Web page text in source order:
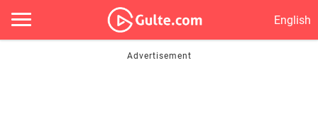
English